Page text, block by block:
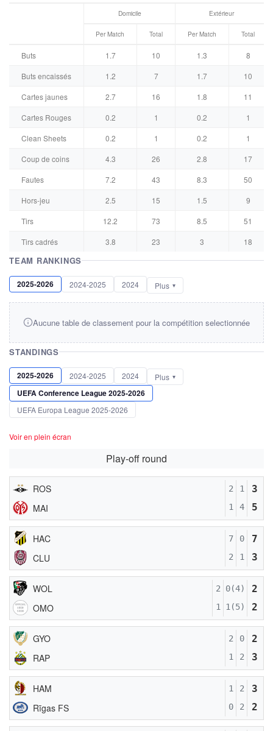
Domicile Extérieur
Per Match Total Per Match Total
Buts 1.7 10 1.3
8
Buts encaissés
1.2 7 1.7
10
Cartes jaunes
2.7 16 1.8
11
Cartes Rouges
0.2 1 0.2
1
Clean Sheets
0.2 1 0.2
1
Coup de coins
4.3 26 2.8
17
Fautes
7.2 43 8.3
50
Hors-jeu
2.5 15 1.5
9
Tirs
12.2 73 8.5
51
Tirs cadrés
3.8 23 3 18
TEAM RANKINGS
2025-2026 2024-2025 2024 Plus
Aucune table de classement pour la compétition selectionnée
STANDINGS
2025-2026 2024-2025 2024 Plus
UEFA Conference League 2025-2026
UEFA Europa League 2025-2026
Voir en plein écran
Play-off round
ROS
MAI
2
1
1
4
3
5
HAC
CLU
7
2
0
1
7
3
WOL
OMO
2
1
0(4)
1(5)
2
2
GYO
RAP
2
1
0
2
2
3
HAM
Rīgas FS
1
0
2
2
3
2